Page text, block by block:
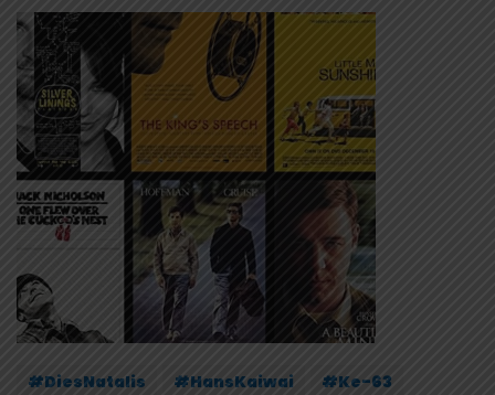
#DiesNatalis #HansKaiwai
#Ke-63